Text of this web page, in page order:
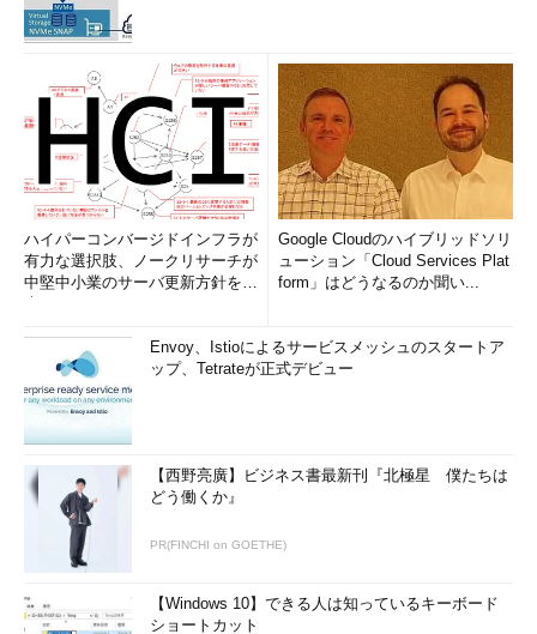
ハイパーコンバージドインフラが
有力な選択肢、ノークリサーチが
中堅中小業のサーバ更新方針を調
Google Cloudのハイブリッドソリ
ューション「Cloud Services Plat
form」はどうなるのか聞い...
Envoy、Istioによるサービスメッシュのスタートア
ップ、Tetrateが正式デビュー
【西野亮廣】ビジネス書最新刊『北極星 僕たちは
どう働くか』
PR(FINCHI on GOETHE)
【Windows 10】できる人は知っているキーボード
ショートカット